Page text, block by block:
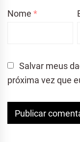
Nome *
Salvar meus
próxima vez que